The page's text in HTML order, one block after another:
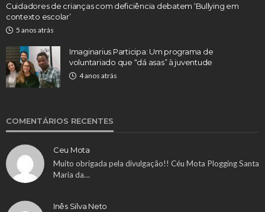
Cuidadores de crianças com deficiência debatem ‘Bullying em
contexto escolar’
5 anos atrás
Imaginarius Participa: Um programa de
voluntariado que “dá asas” à juventude
4 anos atrás
COMENTÁRIOS RECENTES
Ceu Mota
Muito obrigada pela divulgação!! Céu Mota Plogging Santa
Maria da…
Inês Silva Neto